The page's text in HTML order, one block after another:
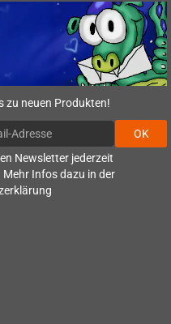
zu neuen Produkten!
OK
Newsletter jederzeit
Mehr Infos dazu in der